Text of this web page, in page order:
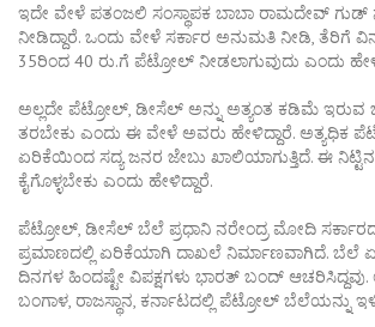
ಇದೇ ವೇಳೆ ಪತಂಜಲಿ ಸಂಸ್ಥಾಪಕ ಬಾಬಾ ರಾಮದೇವ್ ಗುಡ್
ನೀಡಿದ್ದಾರೆ. ಒಂದು ವೇಳೆ ಸರ್ಕಾರ ಅನುಮತಿ ನೀಡಿ, ತೆರಿಗೆ
35ರಿಂದ 40 ರು.ಗೆ ಪೆಟ್ರೋಲ್ ನೀಡಲಾಗುವುದು ಎಂದು
ಅಲ್ಲದೇ ಪೆಟ್ರೋಲ್, ಡೀಸೆಲ್ ಅನ್ನು ಅತ್ಯಂತ ಕಡಿಮೆ ಇರುವ
ತರಬೇಕು ಎಂದು ಈ ವೇಳೆ ಅವರು ಹೇಳಿದ್ದಾರೆ. ಅತ್ಯಧಿಕ
ಏರಿಕೆಯಿಂದ ಸದ್ಯ ಜನರ ಜೇಬು ಖಾಲಿಯಾಗುತ್ತಿದೆ. ಈ
ಕೈಗೊಳ್ಳಬೇಕು ಎಂದು ಹೇಳಿದ್ದಾರೆ.
ಪೆಟ್ರೋಲ್, ಡೀಸೆಲ್ ಬೆಲೆ ಪ್ರಧಾನಿ ನರೇಂದ್ರ ಮೋದಿ
ಪ್ರಮಾಣದಲ್ಲಿ ಏರಿಕೆಯಾಗಿ ದಾಖಲೆ ನಿರ್ಮಾಣವಾಗಿದೆ. ಬೆಲೆ
ದಿನಗಳ ಹಿಂದಷ್ಟೇ ವಿಪಕ್ಷಗಳು ಭಾರತ್ ಬಂದ್
ಬಂಗಾಳ, ರಾಜಸ್ಥಾನ, ಕರ್ನಾಟದಲ್ಲಿ ಪೆಟ್ರೋಲ್ ಬೆಲೆಯನ್ನು